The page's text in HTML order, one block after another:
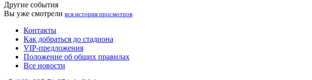
Другие события
Вы уже смотрели вся история просмотров
Контакты
Как добраться до стадиона
VIP-предложения
Положение об общих правилах
Все новости